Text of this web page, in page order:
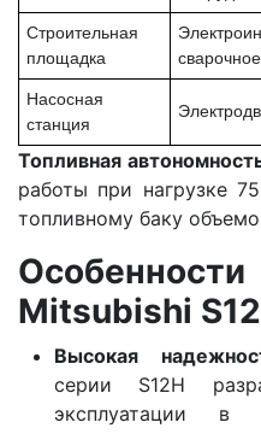
Строительная
площадка
Насосная
станция
Топливная
работы при нагрузке
топливному баку
Mitsubishi
Высокая
серии S12H
эксплуатации в